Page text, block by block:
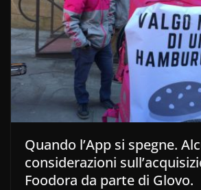
Quando l’App si spegne.
considerazioni
Foodora da parte di Glovo.